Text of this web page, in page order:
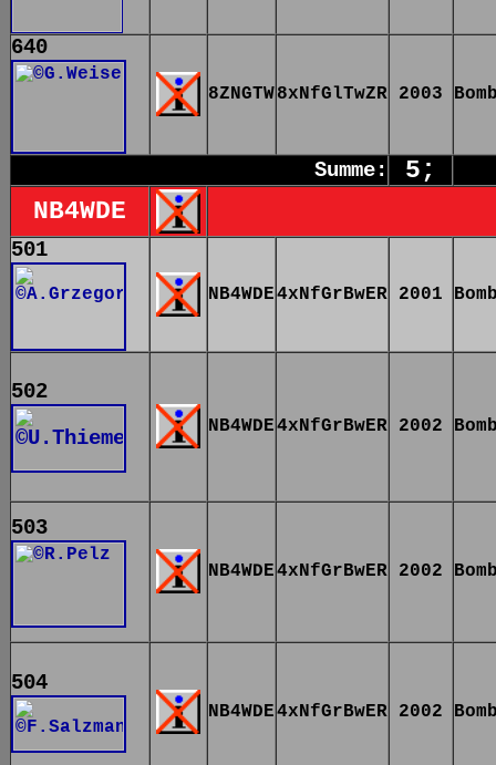
640
8ZNGTW8xNfGlTwZR 2003
Summe:
5;
NB4WDE
501
NB4WDE4xNfGrBwER 2001
502
NB4WDE4xNfGrBwER 2002
503
NB4WDE4xNfGrBwER 2002
504
NB4WDE4xNfGrBwER 2002